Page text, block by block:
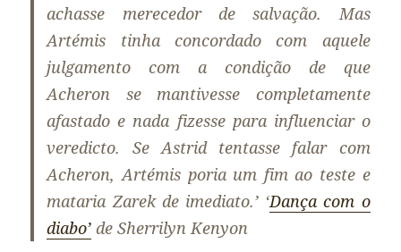
achasse merecedor de salvação. Mas
Artémis tinha concordado com aquele
julgamento com a condição de que
Acheron se mantivesse completamente
afastado e nada fizesse para influenciar o
veredicto. Se Astrid tentasse falar com
Acheron, Artémis poria um fim ao teste e
mataria Zarek de imediato.’ ‘Dança com o
diabo’ de Sherrilyn Kenyon